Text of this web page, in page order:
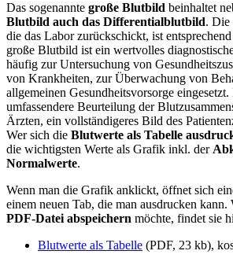
Das sogenannte große Blutbild beinhaltet
Blutbild auch das Differentialblutbild. Die
die das Labor zurückschickt, ist
große Blutbild ist ein wertvolles
häufig zur Untersuchung von
von Krankheiten, zur Überwachung von
allgemeinen Gesundheitsvorsorge
umfassendere Beurteilung der
Ärzten, ein vollständigeres Bild des
Wer sich die Blutwerte als Tabelle
die wichtigsten Werte als Grafik inkl. der
Normalwerte.
Wenn man die Grafik anklickt, öffnet sich
einem neuen Tab, die man ausdrucken kann.
PDF-Datei abspeichern möchte, findet sie
Blutwerte als Tabelle (PDF, 23 kb),